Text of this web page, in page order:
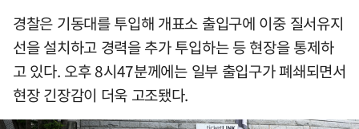
경찰은 기동대를 투입해 개표소 출입구에 이중 질서유지
선을 설치하고 경력을 추가 투입하는 등 현장을 통제하
고 있다. 오후 8시47분께에는 일부 출입구가 폐쇄되면서
현장 긴장감이 더욱 고조됐다.